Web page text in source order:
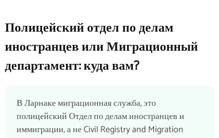
Полицейский отдел по делам
иностранцев или Миграционный
департамент: куда вам?
В Ларнаке миграционная служба, это
полицейский Отдел по делам иностранцев и
иммиграции, а не Civil Registry and Migration